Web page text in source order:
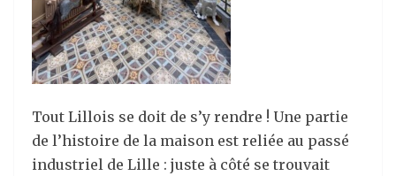
Tout Lillois se doit de s’y rendre ! Une partie
de l’histoire de la maison est reliée au passé
industriel de Lille : juste à côté se trouvait